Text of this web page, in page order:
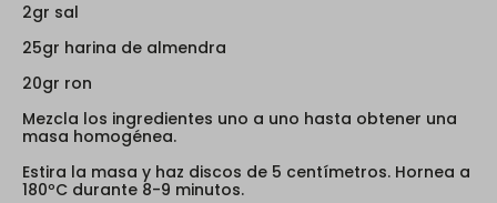
2gr sal
25gr harina de almendra
20gr ron
Mezcla los ingredientes uno a uno hasta obtener una
masa homogénea.
Estira la masa y haz discos de 5 centímetros. Hornea a
180ºC durante 8-9 minutos.